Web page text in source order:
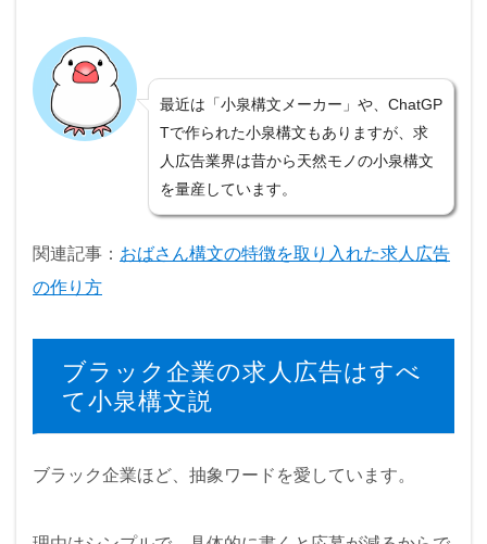
最近は「小泉構文メーカー」や、ChatGP
Tで作られた小泉構文もありますが、求
人広告業界は昔から天然モノの小泉構文
を量産しています。
関連記事： おばさん構文の特徴を取り入れた求人広告
の作り方
ブラック企業の求人広告はすべ
て小泉構文説
ブラック企業ほど、抽象ワードを愛しています。